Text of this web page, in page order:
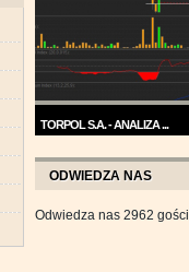
TORPOL S.A. - ANALIZA ...
września wykres Torpolu ...
ODWIEDZA NAS
Odwiedza nas 2962 gości